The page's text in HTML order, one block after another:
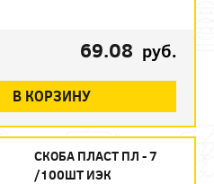
69.08 руб.
В КОРЗИНУ
СКОБА ПЛАСТ ПЛ - 7
/100ШТ ИЭК